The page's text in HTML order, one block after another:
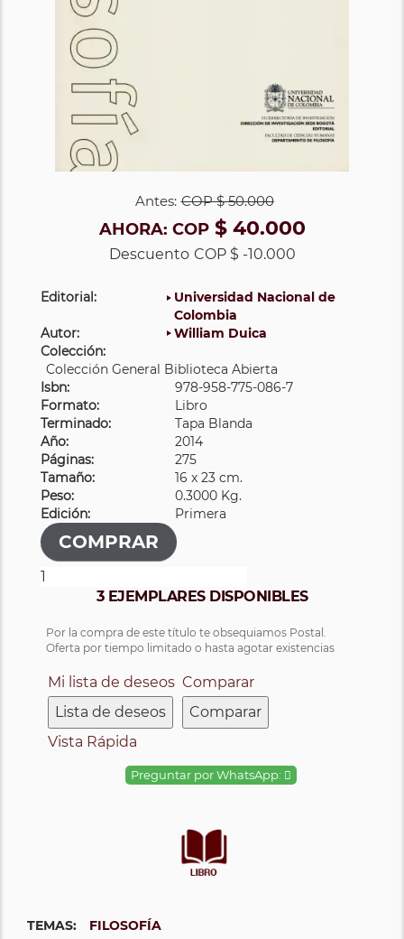
Antes: COP$ 50.000
AHORA: COP$ 40.000
Descuento COP $ -10.000
Editorial:
Universidad Nacional de
Colombia
Autor:
William Duica
Colección:
Colección General Biblioteca Abierta
Isbn:
978-958-775-086-7
Formato:
Libro
Terminado:
Tapa Blanda
Año:
2014
Páginas:
275
Tamaño:
16 x 23 cm.
Peso:
0.3000 Kg.
Edición:
Primera
3 EJEMPLARES DISPONIBLES
Por la compra de este título te obsequiamos Postal.
Oferta por tiempo limitado o hasta agotar existencias
Mi lista de deseos
Lista de deseos
Comparar
Comparar
Vista Rápida
Preguntar por WhatsApp:
TEMAS: FILOSOFÍA